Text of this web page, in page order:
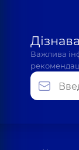
Важлива